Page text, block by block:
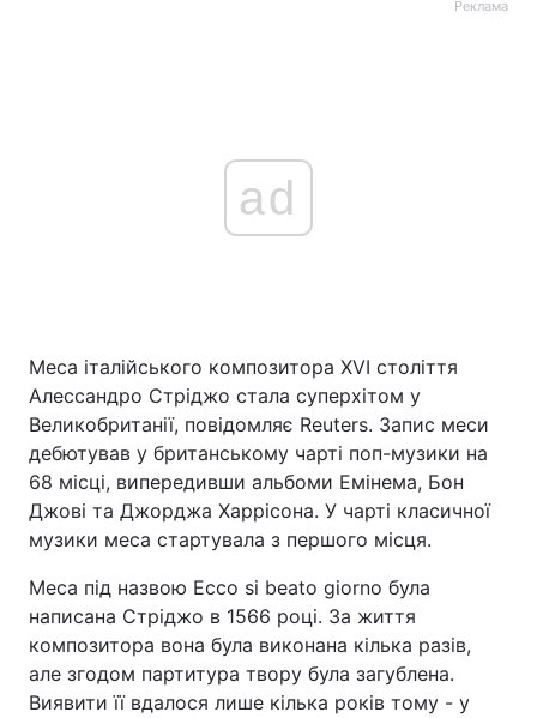
Реклама
ad
Меса італійського композитора XVI століття
Алессандро Стріджо стала суперхітом у
Великобританії, повідомляє Reuters. Запис меси
дебютував у британському чарті поп-музики на
68 місці, випередивши альбоми Емінема, Бон
Джові та Джорджа Харрісона. У чарті класичної
музики меса стартувала з першого місця.
Меса під назвою Ecco si beato giorno була
написана Стріджо в 1566 році. За життя
композитора вона була виконана кілька разів,
але згодом партитура твору була загублена.
Виявити її вдалося лише кілька років тому - у